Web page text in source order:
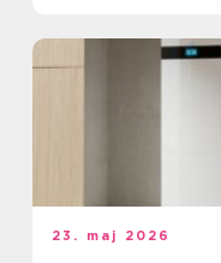
23. maj 2026